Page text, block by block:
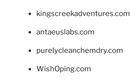
kingscreekadventures.com
antaeuslabs.com
purelycleanchemdry.com
WishOping.com